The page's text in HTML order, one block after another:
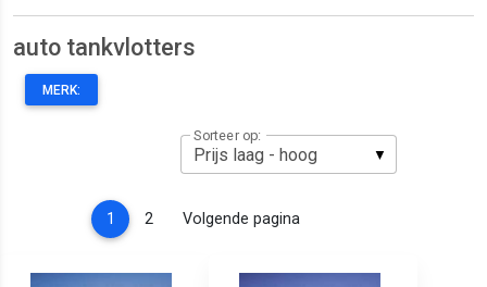
auto tankvlotters
MERK:
Sorteer op:
1 (current)
2 Volgende pagina